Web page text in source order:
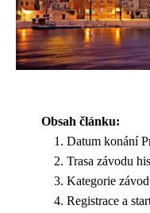
Obsah článku:
Datum konání
Trasa závodu
Kategorie
Registrace a